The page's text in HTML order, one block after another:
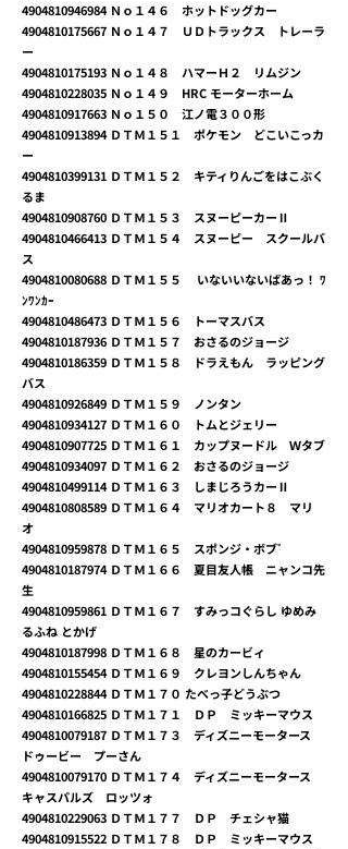
4904810946984Ｎｏ１４６ ホットドッグカー
4904810175667 Ｎｏ１４７ ＵＤトラックス トレーラ
ー
4904810175193 Ｎｏ１４８ ハマーＨ２ リムジン
4904810228035 Ｎｏ１４９ HRC モーターホーム
4904810917663 Ｎｏ１５０ 江ノ電３００形
4904810913894ＤＴＭ１５１ ポケモン どこいこっカ
ー
4904810399131 ＤＴＭ１５２ キティりんごをはこぶく
るま
4904810908760 ＤＴＭ１５３ スヌーピーカーⅡ
4904810466413 ＤＴＭ１５４ スヌーピー スクールバ
ス
4904810080688 ＤＴＭ１５５ いないいないばあっ！ ﾜ
ﾝﾜﾝｶｰ
4904810486473 ＤＴＭ１５６ トーマスバス
4904810187936 ＤＴＭ１５７ おさるのジョージ
4904810186359 ＤＴＭ１５８ ドラえもん ラッピング
バス
4904810926849 ＤＴＭ１５９ ノンタン
4904810934127 ＤＴＭ１６０ トムとジェリー
4904810907725 ＤＴＭ１６１ カップヌードル Ｗタブ
4904810934097 ＤＴＭ１６２ おさるのジョージ
4904810499114ＤＴＭ１６３ しまじろうカーⅡ
4904810808589 ＤＴＭ１６４ マリオカート８ マリ
オ
4904810959878 ＤＴＭ１６５ スポンジ・ボブﾞ
4904810187974ＤＴＭ１６６ 夏目友人帳 ニャンコ先
生
4904810959861 ＤＴＭ１６７ すみっコぐらし ゆめみ
るふね とかげ
4904810187998 ＤＴＭ１６８ 星のカービィ
4904810155454ＤＴＭ１６９ クレヨンしんちゃん
4904810228844ＤＴＭ１７０ たべっ子どうぶつ
4904810166825 ＤＴＭ１７１ ＤＰ ミッキーマウス
4904810079187 ＤＴＭ１７３ ディズニーモータース
ドゥービー プーさん
4904810079170 ＤＴＭ１７４ ディズニーモータース
キャスパルズ ロッツォ
4904810229063 ＤＴＭ１７７ ＤＰ チェシャ猫
4904810915522 ＤＴＭ１７８ ＤＰ ミッキーマウス